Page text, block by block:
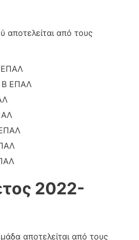
αποτελείται από τους
Β ΕΠΑΛ
2022-
αποτελείται από τους